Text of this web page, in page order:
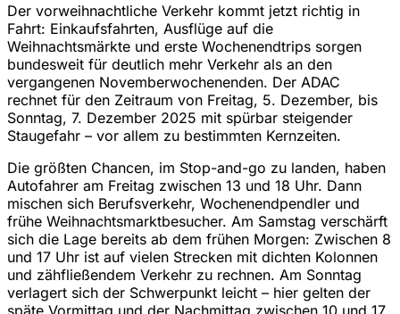
Der vorweihnachtliche Verkehr kommt jetzt richtig in
Fahrt: Einkaufsfahrten, Ausflüge auf die
Weihnachtsmärkte und erste Wochenendtrips sorgen
bundesweit für deutlich mehr Verkehr als an den
vergangenen Novemberwochenenden. Der ADAC
rechnet für den Zeitraum von Freitag, 5. Dezember, bis
Sonntag, 7. Dezember 2025 mit spürbar steigender
Staugefahr – vor allem zu bestimmten Kernzeiten.
Die größten Chancen, im Stop-and-go zu landen, haben
Autofahrer am Freitag zwischen 13 und 18 Uhr. Dann
mischen sich Berufsverkehr, Wochenendpendler und
frühe Weihnachtsmarktbesucher. Am Samstag verschärft
sich die Lage bereits ab dem frühen Morgen: Zwischen 8
und 17 Uhr ist auf vielen Strecken mit dichten Kolonnen
und zähfließendem Verkehr zu rechnen. Am Sonntag
verlagert sich der Schwerpunkt leicht – hier gelten der
späte Vormittag und der Nachmittag zwischen 10 und 17